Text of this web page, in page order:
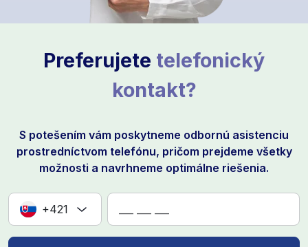
Preferujete telefonický
kontakt?
S potešením vám poskytneme odbornú asistenciu
prostredníctvom telefónu, pričom prejdeme všetky
možnosti a navrhneme optimálne riešenia.
+421